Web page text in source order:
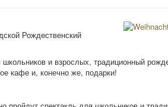
Рождественский
и взрослых, традиционный
кафе и, конечно же, подарки!